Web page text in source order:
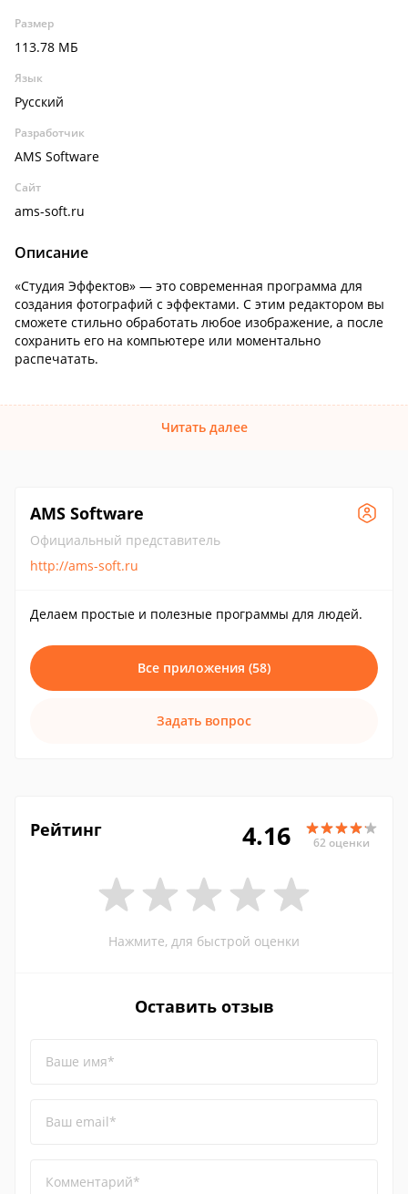
Размер
113.78 МБ
Язык
Русский
Разработчик
AMS Software
Сайт
ams-soft.ru
Описание
«Студия Эффектов» — это современная программа для
создания фотографий с эффектами. С этим редактором вы
сможете стильно обработать любое изображение, а после
сохранить его на компьютере или моментально
распечатать.
Читать далее
AMS Software
Официальный представитель
http://ams-soft.ru
Делаем простые и полезные программы для людей.
Все приложения (58)
Задать вопрос
Рейтинг 4.16 62 оценки
Нажмите, для быстрой оценки
Оставить отзыв
Ваше имя*
Ваш email*
Комментарий*